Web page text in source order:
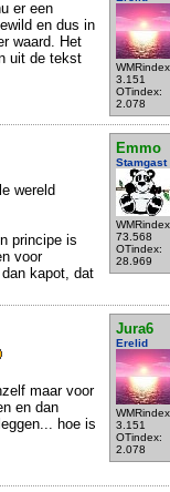
3.151
OTindex:
2.078
er een
en dus in
waard. Het
uit de tekst
Emmo
Stamgast
73.568
OTindex:
28.969
wereld
principe is
voor
kapot, dat
Jura6
Erelid
3.151
OTindex:
2.078
maar voor
en dan
hoe is